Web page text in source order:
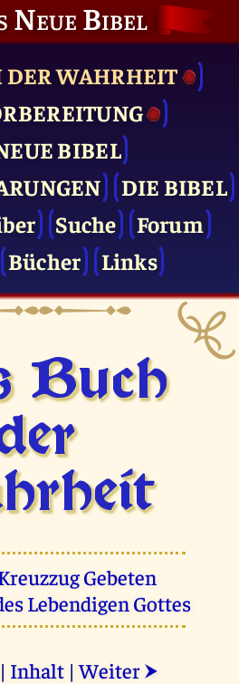
Neue Bibel
DER WAHRHEIT
BIBEL
DIE BIBEL
Suche
Forum
Bücher Links
Buch
Gebeten
Lebendigen Gottes
| Inhalt |Weiter ⮞